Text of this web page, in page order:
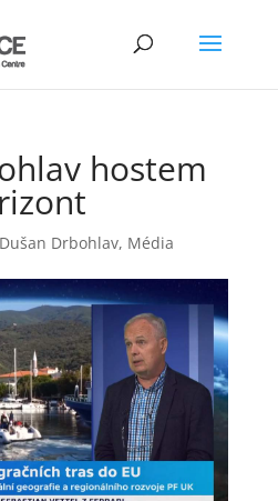
hostem
Dušan Drbohlav, Média